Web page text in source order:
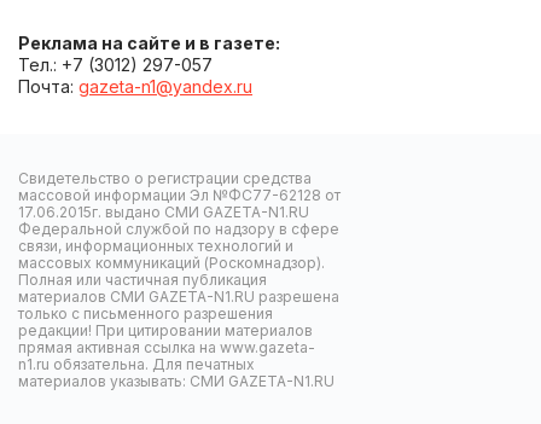
Реклама на сайте и в газете:
Тел.: +7 (3012) 297-057
Почта: gazeta-n1@yandex.ru
Свидетельство о регистрации средства
массовой информации Эл №ФС77-62128 от
17.06.2015г. выдано СМИ GAZETA-N1.RU
Федеральной службой по надзору в сфере
связи, информационных технологий и
массовых коммуникаций (Роскомнадзор).
Полная или частичная публикация
материалов СМИ GAZETA-N1.RU разрешена
только с письменного разрешения
редакции! При цитировании материалов
прямая активная ссылка на www.gazeta-
n1.ru обязательна. Для печатных
материалов указывать: СМИ GAZETA-N1.RU